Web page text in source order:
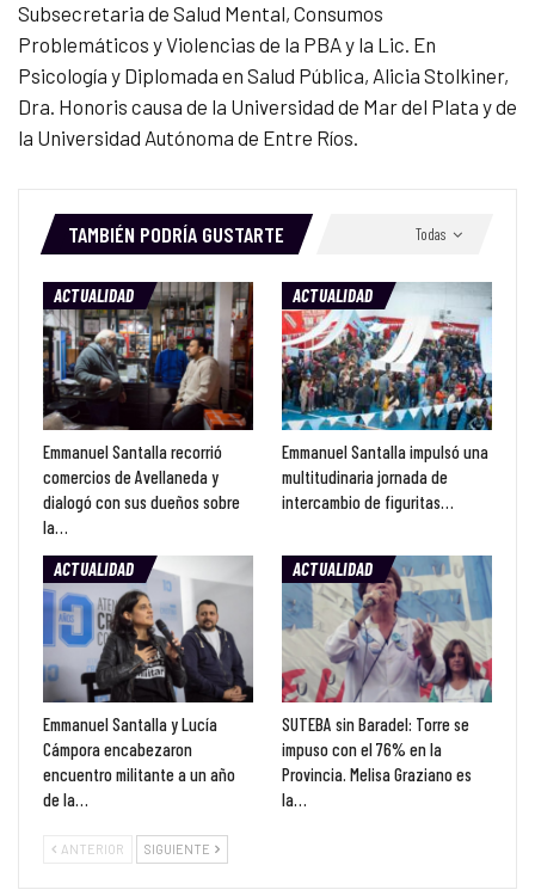
Subsecretaria de Salud Mental, Consumos
Problemáticos y Violencias de la PBA y la Lic. En
Psicología y Diplomada en Salud Pública, Alicia Stolkiner,
Dra. Honoris causa de la Universidad de Mar del Plata y de
la Universidad Autónoma de Entre Ríos.
Todas
TAMBIÉN PODRÍA GUSTARTE
ACTUALIDAD
Emmanuel Santalla recorrió
comercios de Avellaneda y
dialogó con sus dueños sobre
la…
ACTUALIDAD
Emmanuel Santalla impulsó una
multitudinaria jornada de
intercambio de figuritas…
ACTUALIDAD
Emmanuel Santalla y Lucía
Cámpora encabezaron
encuentro militante a un año
de la…
ACTUALIDAD
SUTEBA sin Baradel: Torre se
impuso con el 76% en la
Provincia. Melisa Graziano es
la…
ANTERIOR SIGUIENTE